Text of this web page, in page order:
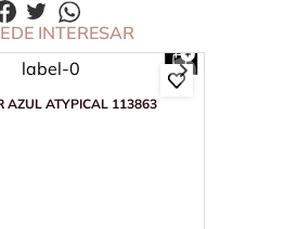
INTERESAR
AZUL ATYPICAL 113863